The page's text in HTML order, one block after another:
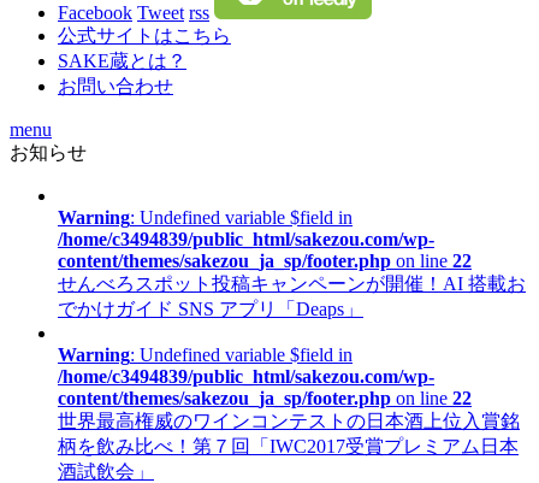
Facebook Tweet rss
公式サイトはこちら
SAKE蔵とは？
お問い合わせ
menu
お知らせ
Warning: Undefined variable $field in
/home/c3494839/public_html/sakezou.com/wp-
content/themes/sakezou_ja_sp/footer.php on line 22
せんべろスポット投稿キャンペーンが開催！AI 搭載お
でかけガイド SNS アプリ「Deaps」
Warning: Undefined variable $field in
/home/c3494839/public_html/sakezou.com/wp-
content/themes/sakezou_ja_sp/footer.php on line 22
世界最高権威のワインコンテストの日本酒上位入賞銘
柄を飲み比べ！第７回「IWC2017受賞プレミアム日本
酒試飲会」